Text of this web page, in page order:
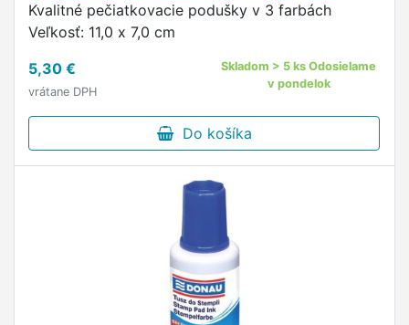
Kvalitné pečiatkovacie podušky v 3 farbách
Veľkosť: 11,0 x 7,0 cm
5,30 €
vrátane DPH
Skladom > 5 ks Odosielame
v pondelok
Do košíka